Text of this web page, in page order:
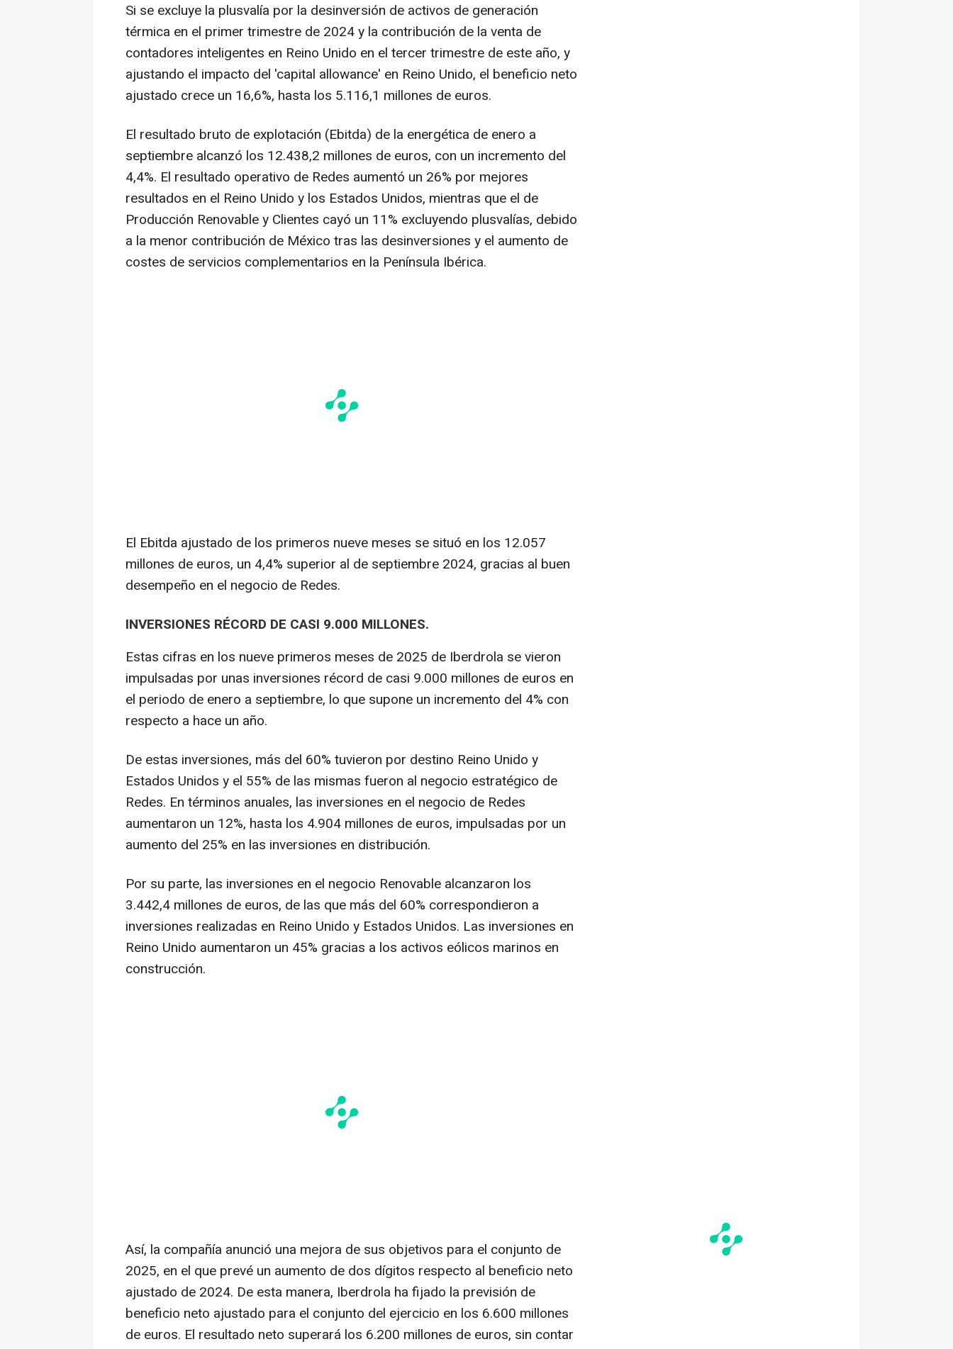
Si se excluye la plusvalía por la desinversión de activos de generación
térmica en el primer trimestre de 2024 y la contribución de la venta de
contadores inteligentes en Reino Unido en el tercer trimestre de este año, y
ajustando el impacto del 'capital allowance' en Reino Unido, el beneficio neto
ajustado crece un 16,6%, hasta los 5.116,1 millones de euros.
El resultado bruto de explotación (Ebitda) de la energética de enero a
septiembre alcanzó los 12.438,2 millones de euros, con un incremento del
4,4%. El resultado operativo de Redes aumentó un 26% por mejores
resultados en el Reino Unido y los Estados Unidos, mientras que el de
Producción Renovable y Clientes cayó un 11% excluyendo plusvalías, debido
a la menor contribución de México tras las desinversiones y el aumento de
costes de servicios complementarios en la Península Ibérica.
El Ebitda ajustado de los primeros nueve meses se situó en los 12.057
millones de euros, un 4,4% superior al de septiembre 2024, gracias al buen
desempeño en el negocio de Redes.
INVERSIONES RÉCORD DE CASI 9.000 MILLONES.
Estas cifras en los nueve primeros meses de 2025 de Iberdrola se vieron
impulsadas por unas inversiones récord de casi 9.000 millones de euros en
el periodo de enero a septiembre, lo que supone un incremento del 4% con
respecto a hace un año.
De estas inversiones, más del 60% tuvieron por destino Reino Unido y
Estados Unidos y el 55% de las mismas fueron al negocio estratégico de
Redes. En términos anuales, las inversiones en el negocio de Redes
aumentaron un 12%, hasta los 4.904 millones de euros, impulsadas por un
aumento del 25% en las inversiones en distribución.
Por su parte, las inversiones en el negocio Renovable alcanzaron los
3.442,4 millones de euros, de las que más del 60% correspondieron a
inversiones realizadas en Reino Unido y Estados Unidos. Las inversiones en
Reino Unido aumentaron un 45% gracias a los activos eólicos marinos en
construcción.
Así, la compañía anunció una mejora de sus objetivos para el conjunto de
2025, en el que prevé un aumento de dos dígitos respecto al beneficio neto
ajustado de 2024. De esta manera, Iberdrola ha fijado la previsión de
beneficio neto ajustado para el conjunto del ejercicio en los 6.600 millones
de euros. El resultado neto superará los 6.200 millones de euros, sin contar